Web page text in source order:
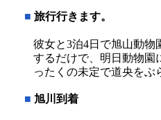
■ 旅行行きます。
彼女と3泊4日で旭山動物
するだけで、明日動物園
ったくの未定で道央をぶ
■ 旭川到着